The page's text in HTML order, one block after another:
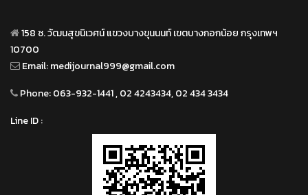
158 ซ. วัฒนสุขนิเวศน์ แขวงบางขุนนนท์ เขตบางกอกน้อย กรุงเทพฯ
10700
Email:medijournal999@gmail.com
Phone:063-932-1441 , 02 4243434, 02 434 3434
Line ID :